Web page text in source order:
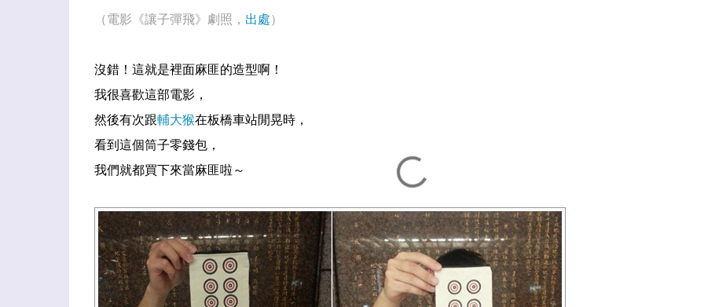
（電影《讓子彈飛》劇照， 出處）
沒錯！這就是裡面麻匪的造型啊！
我很喜歡這部電影，
然後有次跟輔大猴在板橋車站閒晃時，
看到這個筒子零錢包，
我們就都買下來當麻匪啦～